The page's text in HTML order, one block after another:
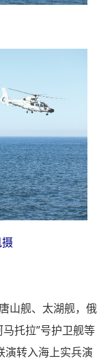
山舰、太湖舰，俄
托拉”号护卫舰等
演转入海上实兵演